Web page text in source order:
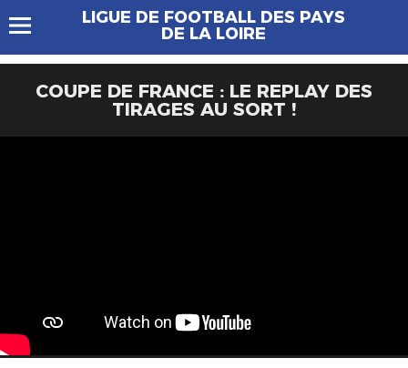
LIGUE DE FOOTBALL DES PAYS
DE LA LOIRE
COUPE DE FRANCE : LE REPLAY DES
TIRAGES AU SORT !